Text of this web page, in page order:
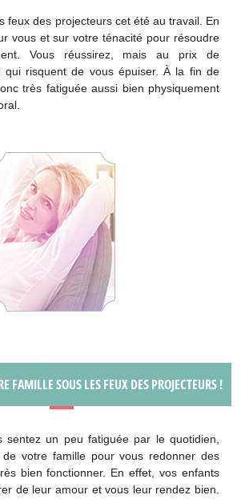
feux des projecteurs cet été au travail. En
vous et sur votre ténacité pour résoudre
Vous réussirez, mais au prix de
qui risquent de vous épuiser. À la fin de
très fatiguée aussi bien physiquement
FAMILLE SOUS LES FEUX DES PROJECTEURS !
sentez un peu fatiguée par le quotidien,
votre famille pour vous redonner des
bien fonctionner. En effet, vos enfants
de leur amour et vous leur rendez bien.